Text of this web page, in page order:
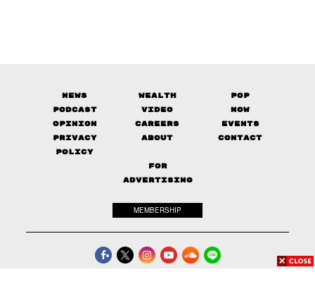
News Wealth
Pop
Podcast
Video
Now
Opinion
Careers
Events
Privacy
Policy
About Contact
FOR
ADVERTISING
MEMBERSHIP